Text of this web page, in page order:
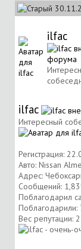
ilfac
ilfac
Интересный
Регистрация:
Авто: Nissan
Адрес:
Сообщений:
Поблагодарил
Поблагодарили:
Вес репутации: